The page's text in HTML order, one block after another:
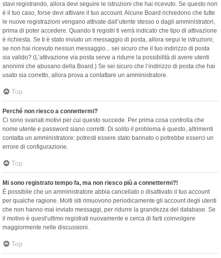
stavi registrando, allora devi seguire le istruzioni che hai ricevuto. Se questo non
è il tuo caso, forse devi attivare il tuo account. Alcune Board richiedono che tutte
le nuove registrazioni vengano attivate dall’utente stesso o dagli amministratori,
prima di poter accedere. Quando ti registri ti verrà indicato che tipo di attivazione
è richiesta. Se ti è stato inviato un messaggio di posta, allora segui le istruzioni;
se non hai ricevuto nessun messaggio... sei sicuro che il tuo indirizzo di posta
sia valido? (L’attivazione via posta serve a ridurre la possibilità di avere utenti
anonimi che abusano della Board.) Se sei sicuro che l’indirizzo di posta che hai
usato sia corretto, allora prova a contattare un amministratore.
Top
Perché non riesco a connettermi?
Ci sono svariati motivi per cui questo succede. Per prima cosa controlla che
nome utente e password siano corretti. Di solito il problema è questo, altrimenti
contatta un amministratore: potresti essere stato bannato o potrebbe esserci un
errore di configurazione.
Top
Mi sono registrato tempo fa, ma non riesco più a connettermi?!
È possibile che un amministratore abbia cancellato o disattivato il tuo account
per qualche ragione. Molti siti rimuovono periodicamente gli account degli utenti
che non hanno mai inviato messaggi, per ridurre la grandezza del database. Se
il motivo è quest’ultimo registrati nuovamente e cerca di farti coinvolgere
maggiormente nelle discussioni.
Top